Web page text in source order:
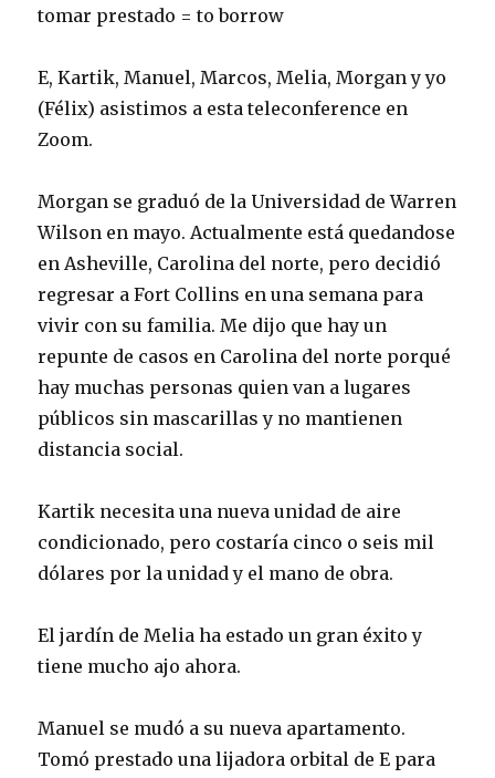
tomar prestado = to borrow
E, Kartik, Manuel, Marcos, Melia, Morgan y yo
(Félix) asistimos a esta teleconference en
Zoom.
Morgan se graduó de la Universidad de Warren
Wilson en mayo. Actualmente está quedandose
en Asheville, Carolina del norte, pero decidió
regresar a Fort Collins en una semana para
vivir con su familia. Me dijo que hay un
repunte de casos en Carolina del norte porqué
hay muchas personas quien van a lugares
públicos sin mascarillas y no mantienen
distancia social.
Kartik necesita una nueva unidad de aire
condicionado, pero costaría cinco o seis mil
dólares por la unidad y el mano de obra.
El jardín de Melia ha estado un gran éxito y
tiene mucho ajo ahora.
Manuel se mudó a su nueva apartamento.
Tomó prestado una lijadora orbital de E para